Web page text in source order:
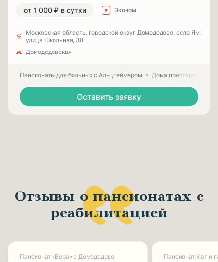
от 1 000 ₽ в сутки Эконом
Московская область, городской округ Домодедово, село Ям,
улица Школьная, 38
Домодедовская
Пансионаты для больных с Альцгеймером Дома престарелых
Оставить заявку
Отзывы о пансионатах с
реабилитацией
Пансионат «Вера» в Домодедово